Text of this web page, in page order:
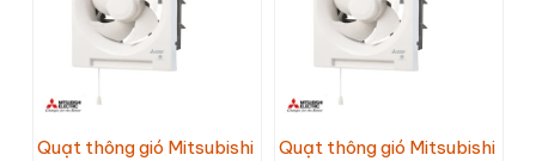
Quạt thông gió Mitsubishi
Quạt thông gió Mitsubishi